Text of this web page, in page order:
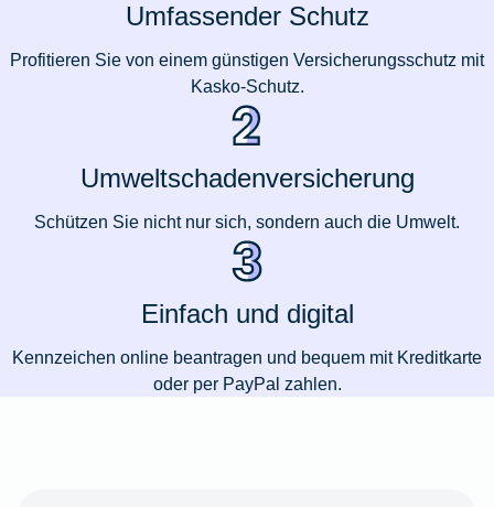
Umfassender Schutz
Profitieren Sie von einem günstigen Versicherungsschutz mit
Kasko-Schutz.
Umweltschadenversicherung
Schützen Sie nicht nur sich, sondern auch die Umwelt.
Einfach und digital
Kennzeichen online beantragen und bequem mit Kreditkarte
oder per PayPal zahlen.